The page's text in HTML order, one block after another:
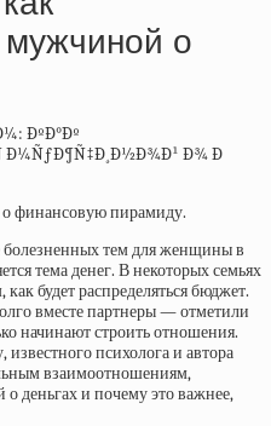
мужчиной о
о финансовую пирамиду.
тем для женщины в
тема денег. В некоторых семьях
будет распределяться бюджет.
вместе партнеры — отметили
начинают строить отношения.
психолога и автора
взаимоотношениям,
о деньгах и почему это важнее,